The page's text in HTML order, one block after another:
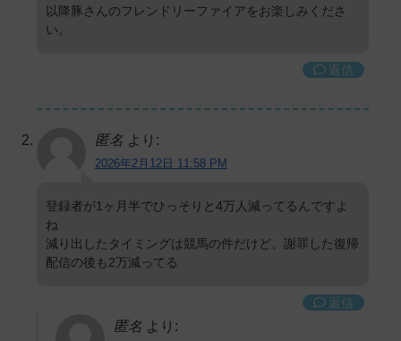
以降豚さんのフレンドリーファイアをお楽しみくださ
い。
返信
匿名 より:
2026年2月12日 11:58 PM
登録者が1ヶ月半でひっそりと4万人減ってるんですよ
ね
減り出したタイミングは競馬の件だけど、謝罪した復帰
配信の後も2万減ってる
返信
匿名 より: